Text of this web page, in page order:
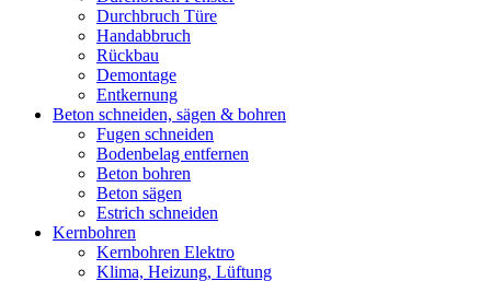
Durchbruch Türe
Handabbruch
Rückbau
Demontage
Entkernung
Beton schneiden, sägen & bohren
Fugen schneiden
Bodenbelag entfernen
Beton bohren
Beton sägen
Estrich schneiden
Kernbohren
Kernbohren Elektro
Klima, Heizung, Lüftung